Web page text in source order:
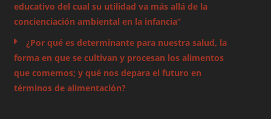
educativo del cual su utilidad va más allá de la
concienciación ambiental en la infancia”
¿Por qué es determinante para nuestra salud, la
forma en que se cultivan y procesan los alimentos
que comemos; y qué nos depara el futuro en
términos de alimentación?